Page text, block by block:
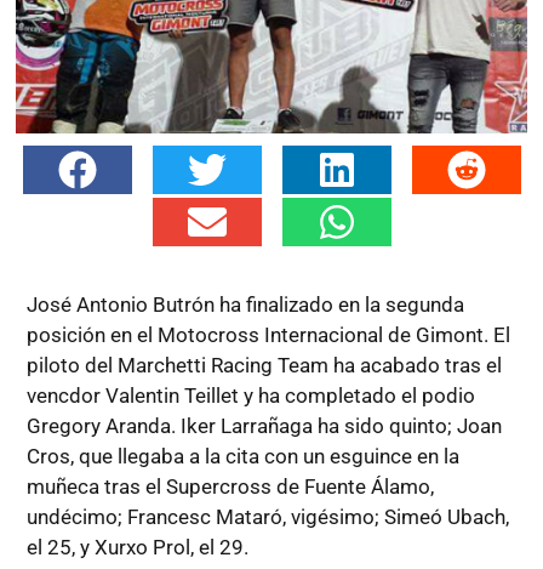
José Antonio Butrón ha finalizado en la segunda
posición en el Motocross Internacional de Gimont. El
piloto del Marchetti Racing Team ha acabado tras el
vencdor Valentin Teillet y ha completado el podio
Gregory Aranda. Iker Larrañaga ha sido quinto; Joan
Cros, que llegaba a la cita con un esguince en la
muñeca tras el Supercross de Fuente Álamo,
undécimo; Francesc Mataró, vigésimo; Simeó Ubach,
el 25, y Xurxo Prol, el 29.